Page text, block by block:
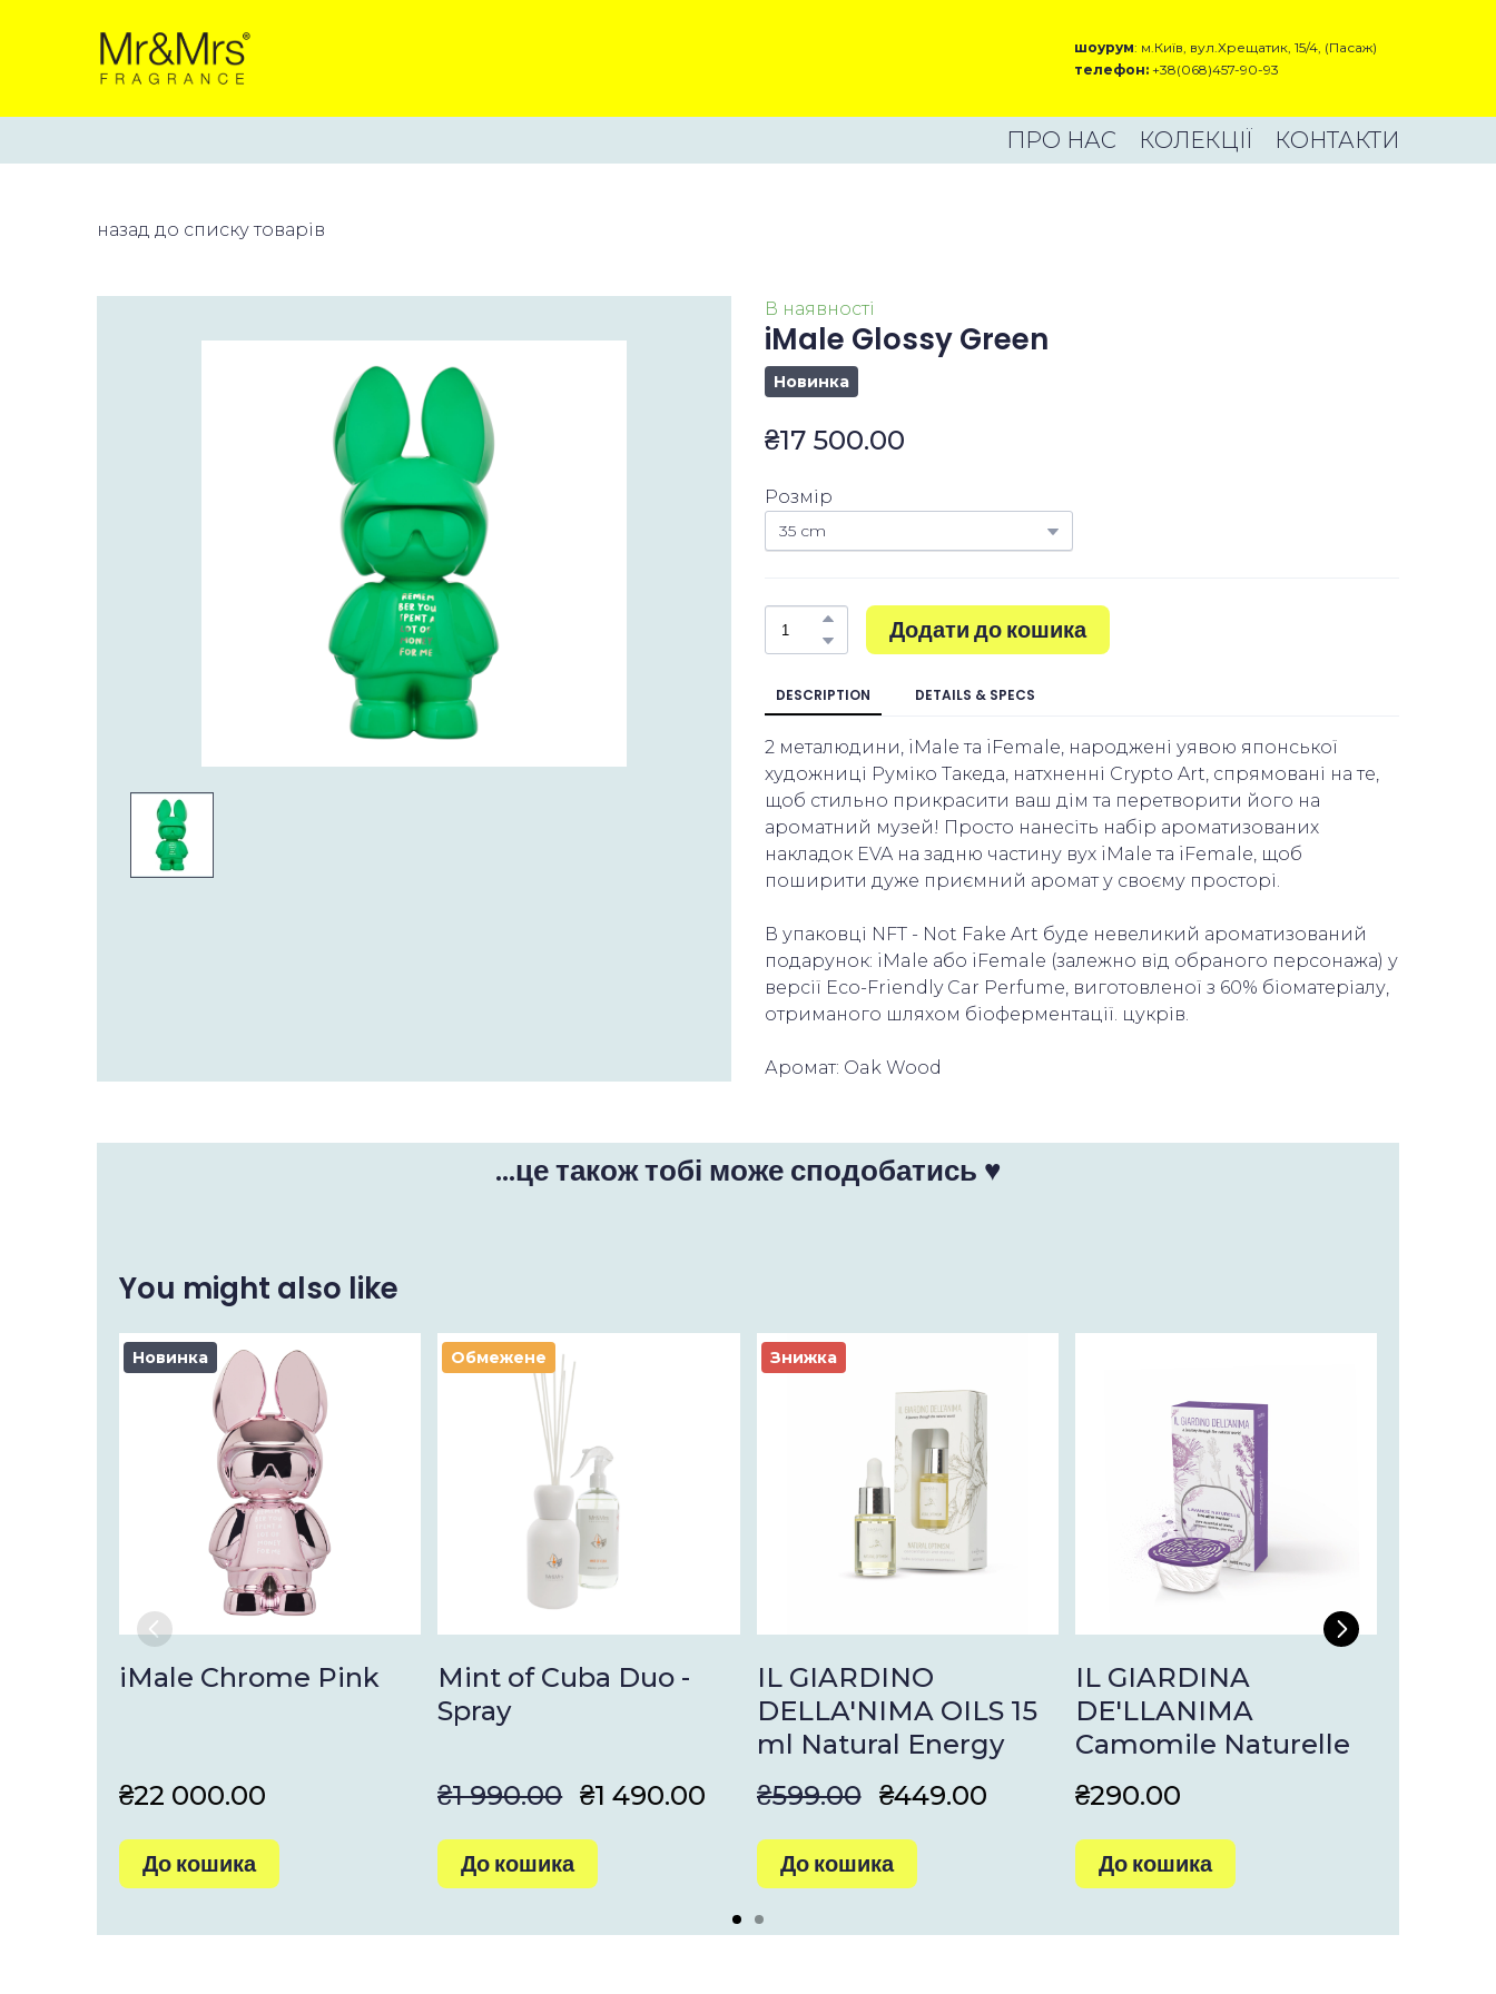
шоурум: м.Київ, вул.Хрещатик, 15/4, (Пасаж)
телефон: +38(068)457-90-93
ПРО НАС КОЛЕКЦІЇ КОНТАКТИ
назад до списку товарів
В наявності
iMale Glossy Green
Новинка
₴17 500.00
Розмір
Додати до кошика
DESCRIPTION DETAILS & SPECS
2 металюдини, iMale та iFemale, народжені уявою японської
художниці Руміко Такеда, натхненні Crypto Art, спрямовані на те,
щоб стильно прикрасити ваш дім та перетворити його на
ароматний музей! Просто нанесіть набір ароматизованих
накладок EVA на задню частину вух iMale та iFemale, щоб
поширити дуже приємний аромат у своєму просторі.
В упаковці NFT - Not Fake Art буде невеликий ароматизований
подарунок: iMale або iFemale (залежно від обраного персонажа) у
версії Eco-Friendly Car Perfume, виготовленої з 60% біоматеріалу,
отриманого шляхом біоферментації. цукрів.
Аромат: Oak Wood
...це також тобі може сподобатись ♥
You might also like
Новинка
iMale Chrome Pink
₴22 000.00
До кошика
Обмежене
Mint of Cuba Duo -
Spray
₴1 990.00 ₴1 490.00
До кошика
Знижка
IL GIARDINO
DELLA'NIMA OILS 15
ml Natural Energy
₴599.00 ₴449.00
До кошика
IL GIARDINA
DE'LLANIMA
Camomile Naturelle
₴290.00
До кошика